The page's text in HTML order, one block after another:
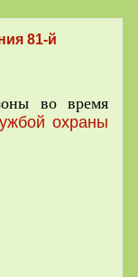
81-й
во время
охраны